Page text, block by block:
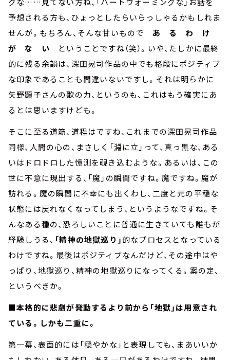
予想される方も、ひょっとしたらいらっしゃるかもしれま
せんが。もちろん、そんな甘いもので
あ る わ け
が な い
ということですね（笑）。いや、たしかに最終
的に残る余韻は、深田晃司作品の中でも格段にポジティブ
な印象であることも間違いないですし。それは明らかに
矢野顕子さんの歌の力、というのも、これはもう確実にあ
るとは思いますけども。
そこに至る道筋、道程はですね、これまでの深田晃司作品
同様、人間の心の、まさしく「淵に立」って、真っ黒な、ある
いはドロドロした憶測を覗き込むような。あるいは、この
世に不意に現出する、「魔」の瞬間ですね。魔ですね。魔が
訪れる。魔の瞬間に不幸にも出くわし、二度と元の平穏な
状態には戻れなくなってしまう、というようなですね。そ
んなある種の、恐ろしいことに普通に生きていても誰もが
経験しうる、 「精神の地獄巡り」的なプロセスとなっている
わけですね。最後はポジティブなんだけど、その途中はや
っぱり、地獄巡り、精神の地獄巡りになってくる。案の定、
というべきか。
■本格的に悲劇が発動するより前から「地獄」は用意され
ている。しかも二重に。
第一幕、表面的には「穏やかな」と表現しても、まあいいか